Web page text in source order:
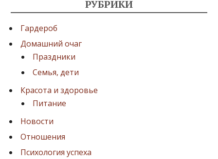
РУБРИКИ
Гардероб
Домашний очаг
Праздники
Семья, дети
Красота и здоровье
Питание
Новости
Отношения
Психология успеха